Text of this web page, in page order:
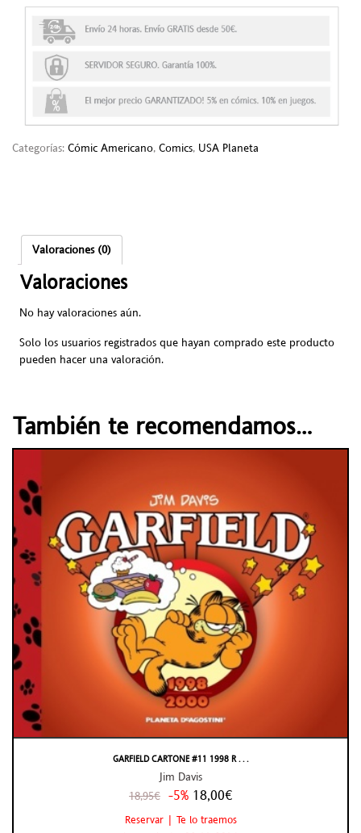
Categorías: Cómic Americano, Comics, USA Planeta
Valoraciones (0)
Valoraciones
No hay valoraciones aún.
Solo los usuarios registrados que hayan comprado este producto
pueden hacer una valoración.
También te recomendamos…
GARFIELD CARTONE #11 1998 R . . .
Jim Davis
18,95€ -5% 18,00€
Reservar | Te lo traemos